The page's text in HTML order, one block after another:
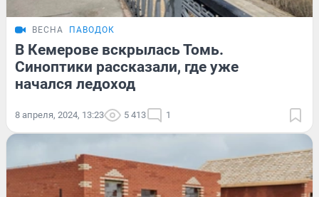
ВЕСНА ПАВОДОК
В Кемерове вскрылась Томь.
Синоптики рассказали, где уже
начался ледоход
8 апреля, 2024, 13:23 5 413 1